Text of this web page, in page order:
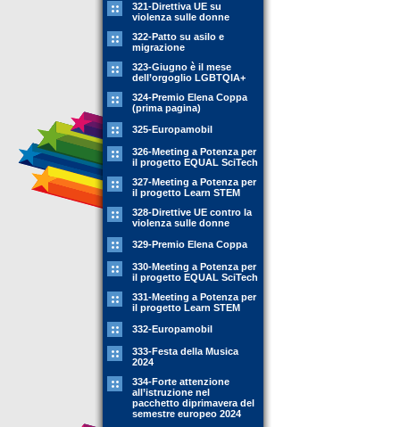
321-Direttiva UE su
violenza sulle donne
322-Patto su asilo e
migrazione
323-Giugno è il mese
dell’orgoglio LGBTQIA+
324-Premio Elena Coppa
(prima pagina)
325-Europamobil
326-Meeting a Potenza per
il progetto EQUAL SciTech
327-Meeting a Potenza per
il progetto Learn STEM
328-Direttive UE contro la
violenza sulle donne
329-Premio Elena Coppa
330-Meeting a Potenza per
il progetto EQUAL SciTech
331-Meeting a Potenza per
il progetto Learn STEM
332-Europamobil
333-Festa della Musica
2024
334-Forte attenzione
all’istruzione nel
pacchetto diprimavera del
semestre europeo 2024